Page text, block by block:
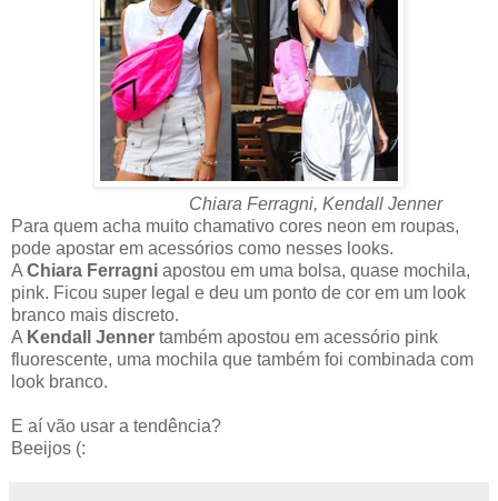
Chiara Ferragni, Kendall Jenner
Para quem acha muito chamativo cores neon em roupas,
pode apostar em acessórios como nesses looks.
A Chiara Ferragni apostou em uma bolsa, quase mochila,
pink. Ficou super legal e deu um ponto de cor em um look
branco mais discreto.
A Kendall Jenner também apostou em acessório pink
fluorescente, uma mochila que também foi combinada com
look branco.
E aí vão usar a tendência?
Beeijos (: